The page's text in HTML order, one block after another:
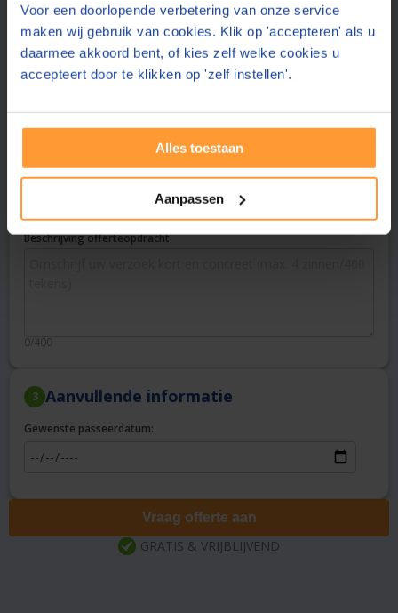
Voor een doorlopende verbetering van onze service
maken wij gebruik van cookies. Klik op 'accepteren' als u
daarmee akkoord bent, of kies zelf welke cookies u
accepteert door te klikken op 'zelf instellen'.
Alles toestaan
Aanpassen
De notaris stuurt de offerte aan dit e-mailadres
Telefoonnummer
Postcode
Plaats
Beschrijving offerteopdracht
0/400
3 Aanvullende informatie
Gewenste passeerdatum:
Vraag offerte aan
GRATIS & VRIJBLIJVEND